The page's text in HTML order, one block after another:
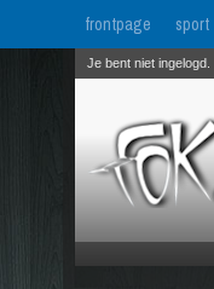
frontpage sport
Je bent niet ingelogd.